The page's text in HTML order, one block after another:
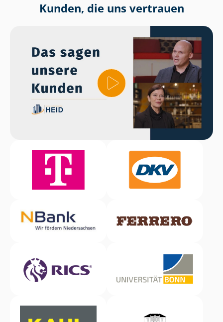
Kunden, die uns vertrauen